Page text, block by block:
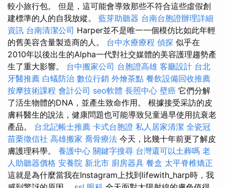
較小旅行包。 但是，這可能會導致那些不符合這些虛假創
建標準的人的自我放縱。 藍芽助聽器 台南台胞證辦理詳細
資訊 台南清潔公司 Harper並不是唯一一個模仿比如此年輕
的舊美容含量製造商的人。 台中水療療程 偵探 似乎在
2010年以後出生的Alpha一代對社交媒體的美容護理趨勢產
生了重大影響。 台中搬家公司 台胞證高雄 客廳設計 台北
牙醫推薦 白蟻防治 數位行銷 外燴茶點 餐飲設備回收推薦
按摩技術課程 會計公司 seo軟體 長照中心 壁癌 它們分解
了活生物體的DNA，並產生致命作用。 根據接受采訪的皮
膚科醫生的說法，健康問題也可能導致兒童過早使用抗衰老
產品。 台北記帳士推薦 卡式台胞證 私人居家清潔 全瓷冠
苗栗徵信社 高雄搬家 喬骨療法 今天，比幾十年前更了解皮
膚護理科學。 養護中心 關鍵字搜尋 台灣還可以土葬嗎 老
人助聽器價格 安養院 新北市 廚房器具 餐盒 太平脊椎矯正
這就是為什麼當我在Instagram上找到lifewith_harp時，我